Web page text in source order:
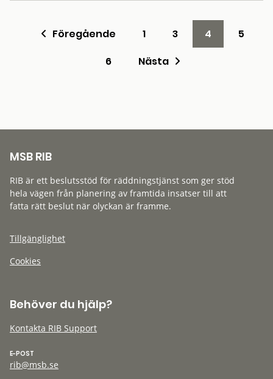
Föregående 1 3 4
5
6
Nästa
MSB RIB
RIB är ett beslutsstöd för räddningstjänst som ger stöd
hela vägen från planering av framtida insatser till att
fatta rätt beslut när olyckan är framme.
Tillgänglighet
Cookies
Behöver du hjälp?
Kontakta RIB Support
E-POST
rib@msb.se